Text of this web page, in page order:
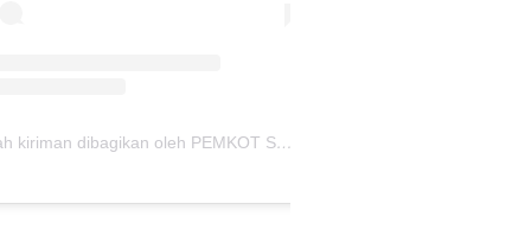
Sebuah kiriman dibagikan oleh PEMKOT SUKABUMI (@pemkotsukabumi_)